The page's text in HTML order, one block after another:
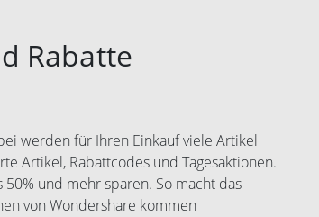
Rabatte
werden für Ihren Einkauf viele Artikel
Artikel, Rabattcodes und Tagesaktionen.
und mehr sparen. So macht das
von Wondershare kommen